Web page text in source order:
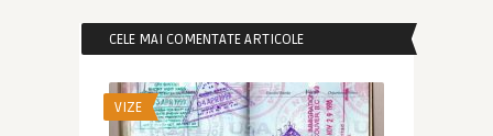
CELE MAI COMENTATE ARTICOLE
VIZE